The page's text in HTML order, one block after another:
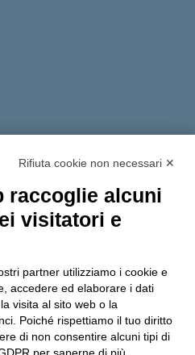
Privacy Policy
Obiettivi di accessibilità
Collegno
toic8cg002@istruzione.it
toic8cg002@pec.istruzione.it
Rifiuta cookie non necessari ✕
raccoglie alcuni
visitatori e
partner utilizziamo i cookie e
accedere ed elaborare i dati
visita al sito web o la
Poiché rispettiamo il tuo diritto
di non consentire alcuni tipi di